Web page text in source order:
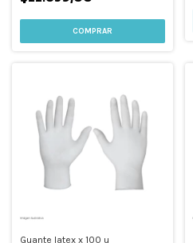
Guante latex x 100 u